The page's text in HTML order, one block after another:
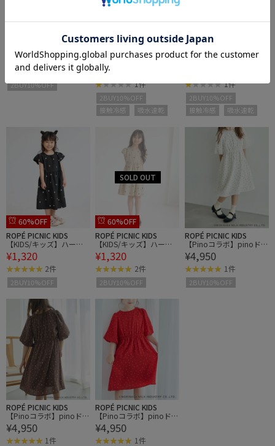
ROPÉ PICNIC KIDS
【KIDS/キッズ】ボレロ
セットアップ/入卒式・
¥6,545
2BUY10%OFF
60%OFF
ROPÉ PICNIC KIDS
【KIDS/キッズ】【接触
冷感・吸水速乾】ノース
ンピース
¥1,408
1件
2BUY10%OFF
接触冷感
吸水速乾
60%OFF
ROPÉ PICNIC KIDS
【KIDS/キッズ】【接触
ンピース
1件
2BUY10%OFF
接触冷感
吸水速乾
60%OFF
ROPÉ PICNIC KIDS
【KIDS/キッズ】ハート
刺繍キャップスリーブナ
イロンワンピース
¥1,320
2件
2BUY10%OFF
60%OFF
ROPÉ PICNIC KIDS
【KIDS/キッズ】ハート
刺繍キャップスリーブナ
イロンワンピース
¥1,320
2件
2BUY10%OFF
ROPÉ PICNIC KIDS
【Pinoコラボ】pinoドッ
トワンピース
¥4,950
1件
2BUY10%OFF
ROPÉ PICNIC KIDS
【Pinoコラボ】pinoドッ
トワンピース
¥4,950
1件
ROPÉ PICNIC KIDS
【Pinoコラボ】pinoドッ
トワンピース
¥4,950
1件